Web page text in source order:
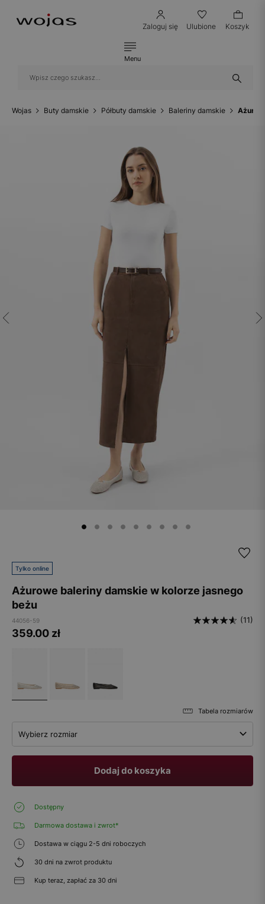
Zaloguj się Ulubione Koszyk
Menu
Wojas Buty damskie Półbuty damskie Baleriny damskie
Tylko online
Ażurowe baleriny damskie w kolorze jasnego
beżu
44056-59 (11)
359.00 zł
Tabela rozmiarów
Wybierz rozmiar
Dodaj do koszyka
Dostępny
Darmowa dostawa i zwrot*
Dostawa w ciągu 2-5 dni roboczych
30 dni na zwrot produktu
Kup teraz, zapłać za 30 dni